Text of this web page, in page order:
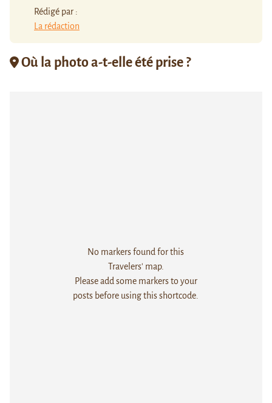
Rédigé par :
La rédaction
Où la photo a-t-elle été prise ?
No markers found for this
Travelers' map.
Please add some markers to your
posts before using this shortcode.